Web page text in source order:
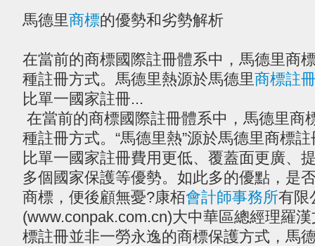
馬德里商標的優勢和劣勢解析
在當前的商標國際註冊體系中，馬德里商
種註冊方式。馬德里熱源於馬德里商標註
比單一國家註冊...
在當前的商標國際註冊體系中，馬德里商
種註冊方式。“馬德里熱”源於馬德里商標
比單一國家註冊費用更低、覆蓋面更廣、
多個國家保護等優勢。如此多的優點，是
商標，便後顧無憂?康栢會計師事務所有限
(www.conpak.com.cn)大中華區總經理羅
標註冊並非一勞永逸的商標保護方式，馬